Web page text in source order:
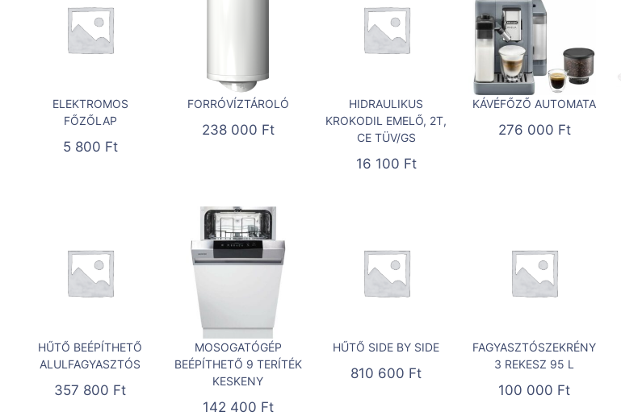
ELEKTROMOS
FŐZŐLAP
5 800 Ft
FORRÓVÍZTÁROLÓ
238 000 Ft
HIDRAULIKUS
KROKODIL EMELŐ, 2T,
CE TÜV/GS
16 100 Ft
KÁVÉFŐZŐ AUTOMATA
276 000 Ft
HŰTŐ BEÉPÍTHETŐ
ALULFAGYASZTÓS
357 800 Ft
MOSOGATÓGÉP
BEÉPÍTHETŐ 9 TERÍTÉK
KESKENY
142 400 Ft
HŰTŐ SIDE BY SIDE
810 600 Ft
FAGYASZTÓSZEKRÉNY
3 REKESZ 95 L
100 000 Ft